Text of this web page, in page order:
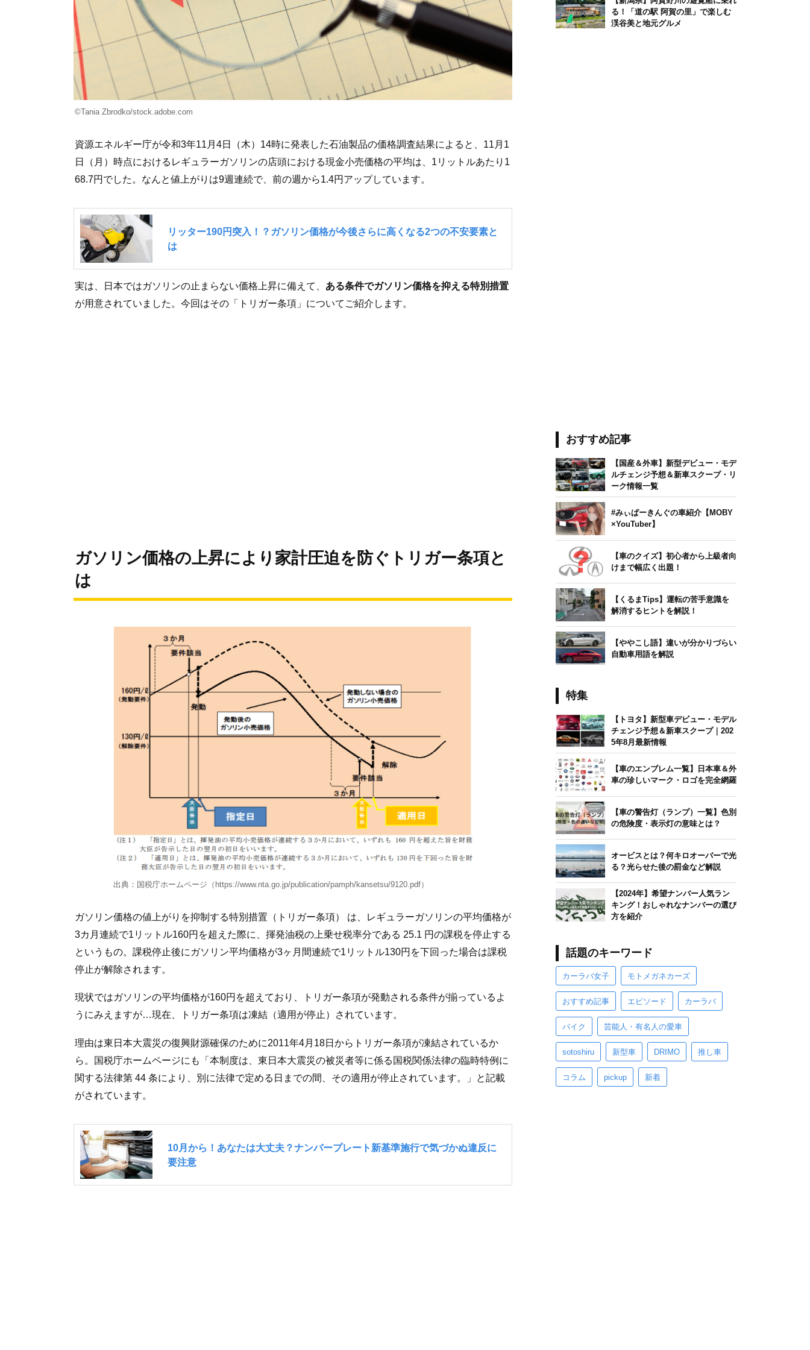
©Tania Zbrodko/stock.adobe.com
資源エネルギー庁が令和3年11月4日（木）14時に発表した石油製品の価格調査結果によると、11月1
日（月）時点におけるレギュラーガソリンの店頭における現金小売価格の平均は、1リットルあたり1
68.7円でした。なんと値上がりは9週連続で、前の週から1.4円アップしています。
実は、日本ではガソリンの止まらない価格上昇に備えて、 ある条件でガソリン価格を抑える特別措置
が用意されていました。今回はその「トリガー条項」についてご紹介します。
ガソリン価格の上昇により家計圧迫を防ぐトリガー条項と
は
出典：国税庁ホームページ（https://www.nta.go.jp/publication/pamph/kansetsu/9120.pdf）
ガソリン価格の値上がりを抑制する特別措置（トリガー条項） は、レギュラーガソリンの平均価格が
3カ月連続で1リットル160円を超えた際に、揮発油税の上乗せ税率分である 25.1 円の課税を停止する
というもの。課税停止後にガソリン平均価格が3ヶ月間連続で1リットル130円を下回った場合は課税
停止が解除されます。
現状ではガソリンの平均価格が160円を超えており、トリガー条項が発動される条件が揃っているよ
うにみえますが…現在、トリガー条項は凍結（適用が停止）されています。
理由は東日本大震災の復興財源確保のために2011年4月18日からトリガー条項が凍結されているか
ら。国税庁ホームページにも「本制度は、東日本大震災の被災者等に係る国税関係法律の臨時特例に
関する法律第 44 条により、別に法律で定める日までの間、その適用が停止されています。」と記載
がされています。
る！「道の駅 阿賀の里」で楽しむ
渓谷美と地元グルメ
おすすめ記事
【国産＆外車】新型デビュー・モデ
ルチェンジ予想＆新車スクープ・リ
ーク情報一覧
#みぃぱーきんぐの車紹介【MOBY
×YouTuber】
【車のクイズ】初心者から上級者向
けまで幅広く出題！
【くるまTips】運転の苦手意識を
解消するヒントを解説！
【ややこし語】違いが分かりづらい
自動車用語を解説
特集
【トヨタ】新型車デビュー・モデル
チェンジ予想＆新車スクープ｜202
5年8月最新情報
【車のエンブレム一覧】日本車＆外
車の珍しいマーク・ロゴを完全網羅
【車の警告灯（ランプ）一覧】色別
の危険度・表示灯の意味とは？
オービスとは？何キロオーバーで光
る？光らせた後の罰金など解説
【2024年】希望ナンバー人気ラン
キング！おしゃれなナンバーの選び
方を紹介
話題のキーワード
カーラバ女子 モトメガネカーズ
おすすめ記事 エピソード カーラバ
バイク 芸能人・有名人の愛車
sotoshiru 新型車 DRIMO 推し車
コラム pickup 新着